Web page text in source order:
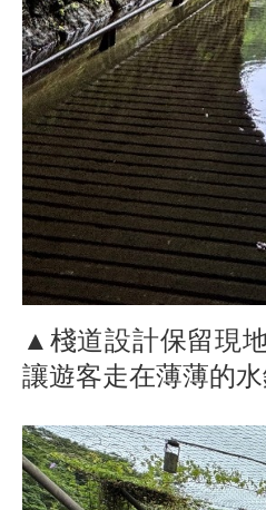
▲棧道設計保留現
讓遊客走在薄薄的